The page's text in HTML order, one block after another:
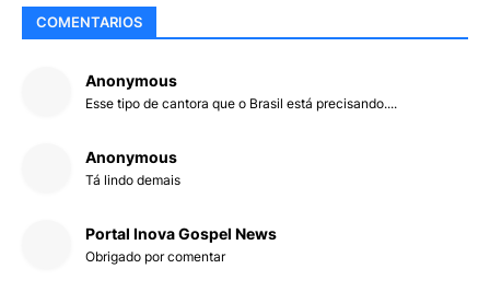
COMENTARIOS
Anonymous
Esse tipo de cantora que o Brasil está precisando....
Anonymous
Tá lindo demais
Portal Inova Gospel News
Obrigado por comentar